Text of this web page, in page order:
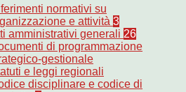
normativi su
e attività 3
amministrativi generali 26
di programmazione
gestionale
e leggi regionali
disciplinare e codice di